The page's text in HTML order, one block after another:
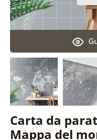
Carta da
Mappa del